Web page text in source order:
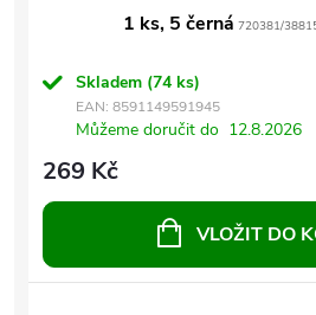
1 ks, 5 černá 720381/
Skladem (74 ks)
EAN: 8591149591945
Můžeme doručit do 12.8.2026
269 Kč
VLOŽIT DO